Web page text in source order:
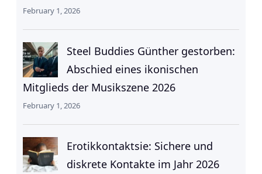
February 1, 2026
Steel Buddies Günther gestorben:
Abschied eines ikonischen
Mitglieds der Musikszene 2026
February 1, 2026
Erotikkontaktsie: Sichere und
diskrete Kontakte im Jahr 2026